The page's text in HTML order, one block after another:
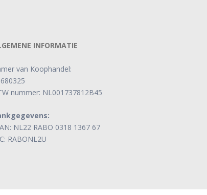
INFORMATIE
van Koophandel:
nummer: NL001737812B45
NL22 RABO 0318 1367 67
RABONL2U